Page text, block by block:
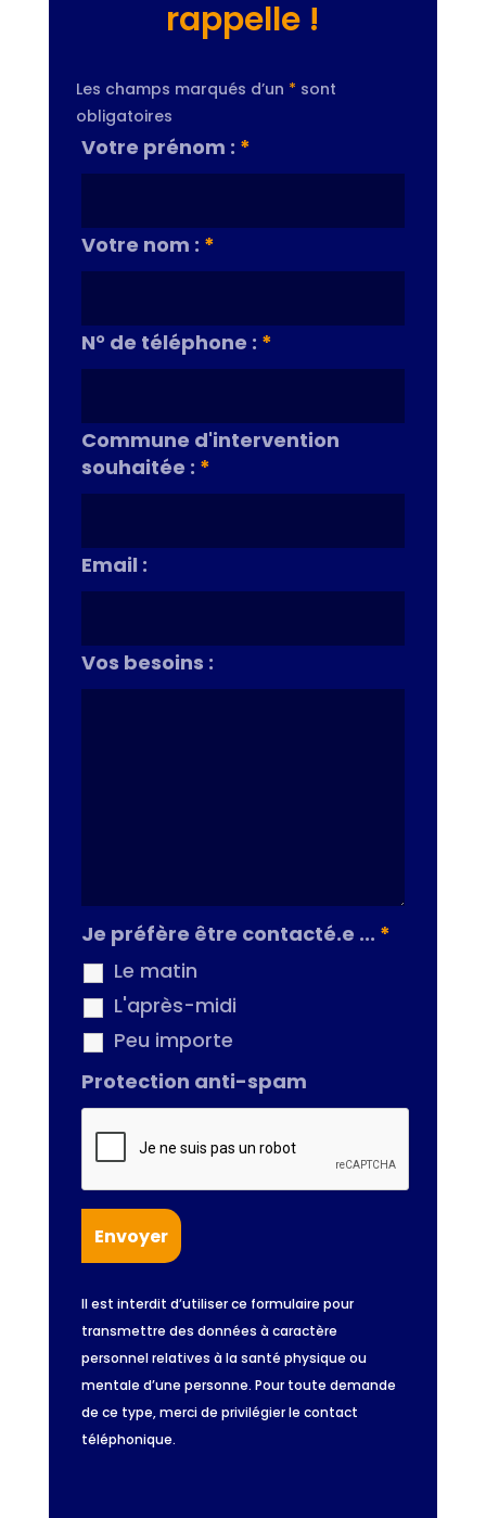
rappelle !
Les champs marqués d’un * sont
obligatoires
Votre prénom : *
Votre nom : *
N° de téléphone : *
Commune d'intervention
souhaitée : *
Email :
Vos besoins :
Je préfère être contacté.e ... *
Le matin
L'après-midi
Peu importe
Protection anti-spam
Il est interdit d’utiliser ce formulaire pour
transmettre des données à caractère
personnel relatives à la santé physique ou
mentale d’une personne. Pour toute demande
de ce type, merci de privilégier le contact
téléphonique.